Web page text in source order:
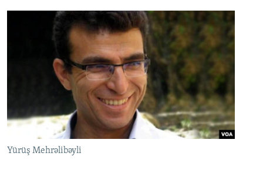
Yürüş Mehrəlibəyli